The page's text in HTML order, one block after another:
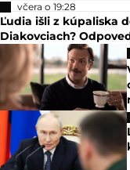
včera o 19:28
Ľudia išli z kúpaliska
Diakovciach?